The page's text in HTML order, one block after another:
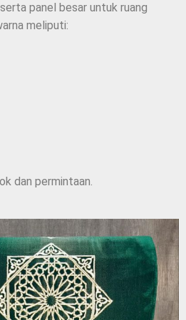
panel besar untuk ruang
meliputi:
dan permintaan.